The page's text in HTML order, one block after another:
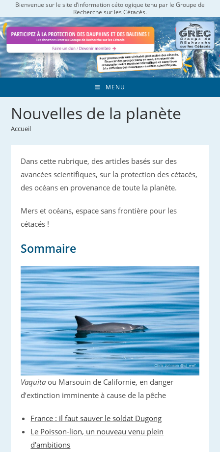
to
content
Bienvenue sur le site d’information cétologique tenu par le Groupe de
Recherche sur les Cétacés.
MENU
Nouvelles de la planète
Accueil
Dans cette rubrique, des articles basés sur des
avancées scientifiques, sur la protection des cétacés,
des océans en provenance de toute la planète.
Mers et océans, espace sans frontière pour les
cétacés !
Sommaire
Vaquita ou Marsouin de Californie, en danger
d’extinction imminente à cause de la pêche
France : il faut sauver le soldat Dugong
Le Poisson-lion, un nouveau venu plein
d'ambitions